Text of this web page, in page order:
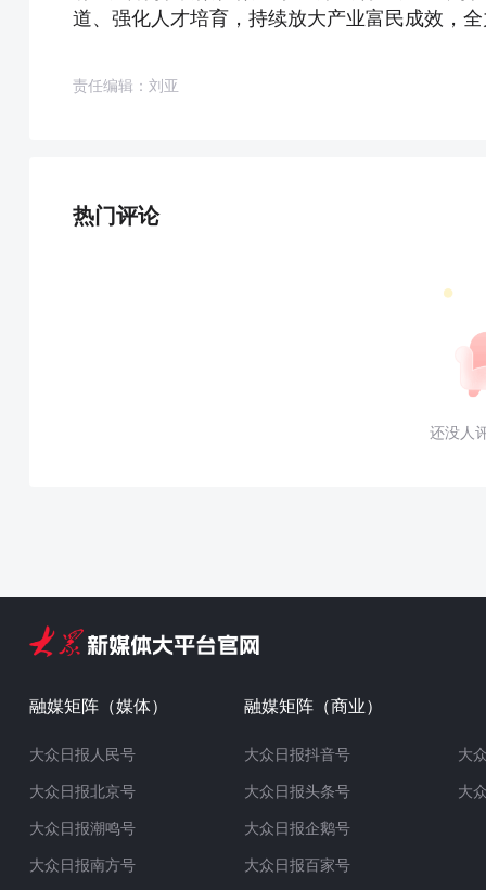
道、强化人才培育，持续放大产业富民成效，
责任编辑：刘亚
热门评论
还没人
融媒矩阵（媒体）
大众日报人民号
大众日报北京号
大众日报潮鸣号
大众日报南方号
融媒矩阵（商业）
大众日报抖音号
大众日报头条号
大众日报企鹅号
大众日报百家号
大
大